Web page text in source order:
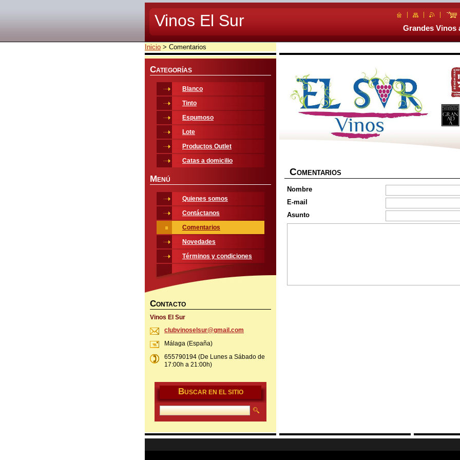
Vinos El Sur Grandes Vinos
Inicio > Comentarios
COMENTARIOS
Nombre
E-mail
Asunto
CATEGORÍAS
Blanco
Tinto
Espumoso
Lote
Productos Outlet
Catas a domicilio
M ENÚ
Quienes somos
Contáctanos
Comentarios
Novedades
Términos y condiciones
CONTACTO
Vinos El Sur
clubvinoselsur@gmail.com
Málaga (España)
655790194 (De Lunes a Sábado de
17:00h a 21:00h)
BUSCAR EN EL SITIO